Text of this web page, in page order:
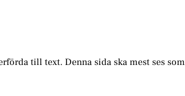
till text. Denna sida ska mest ses som